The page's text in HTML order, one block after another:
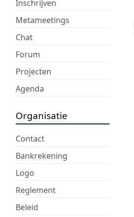
Inschrijven
Metameetings
Chat
Forum
Projecten
Agenda
Organisatie
Contact
Bankrekening
Logo
Reglement
Beleid